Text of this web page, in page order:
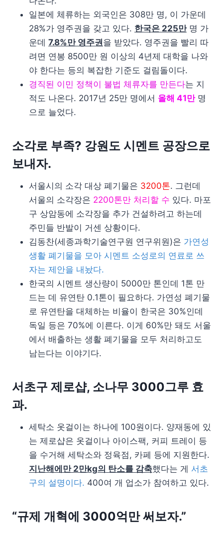
일본에 체류하는 외국인은 308만 명, 이 가운데
28%가 영주권을 갖고 있다. 한국은 225만명 가
운데 7.8%만 영주권을 받았다. 영주권을 빨리 따
려면 연봉 8500만 원 이상의 4년제 대학을 나와
야 한다는 등의 복잡한 기준도 걸림돌이다.
경직된 이민 정책이 불법 체류자를 만든다는 지
적도 나온다. 2017년 25만 명에서 올해 41만명
으로 늘었다.
소각로 부족? 강원도 시멘트 공장으로
보내자.
서울시의 소각 대상 폐기물은 3200톤. 그런데
서울의 소각장은 2200톤만 처리할 수 있다. 마포
구 상암동에 소각장을 추가 건설하려고 하는데
주민들 반발이 거센 상황이다.
김동찬(세종과학기술연구원 연구위원)은 가연성
생활 폐기물을 모아 시멘트 소성로의 연료로 쓰
자는 제안을 내놨다.
한국의 시멘트 생산량이 5000만 톤인데 1톤 만
드는 데 유연탄 0.1톤이 필요하다. 가연성 폐기물
로 유연탄을 대체하는 비율이 한국은 30%인데
독일 등은 70%에 이른다. 이게 60%만 돼도 서울
에서 배출하는 생활 폐기물을 모두 처리하고도
남는다는 이야기다.
서초구 제로샵, 소나무 3000그루 효
과.
세탁소 옷걸이는 하나에 100원이다. 양재동에 있
는 제로샵은 옷걸이나 아이스팩, 커피 트레이 등
을 수거해 세탁소와 정육점, 카페 등에 지원한다.
지난해에만 2만kg의 탄소를 감축했다는 게 서초
구의 설명이다. 400여 개 업소가 참여하고 있다.
“규제 개혁에 3000억만 써보자.”